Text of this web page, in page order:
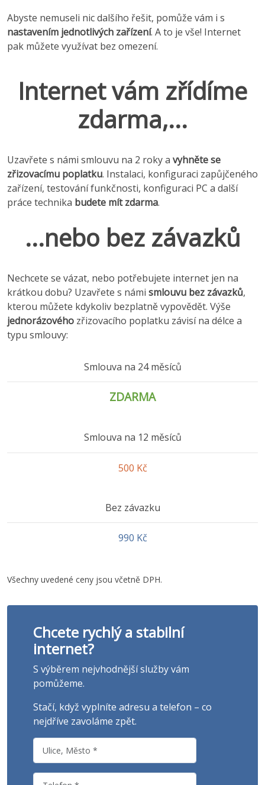
Abyste nemuseli nic dalšího řešit, pomůže vám i s
nastavením jednotlivých zařízení. A to je vše! Internet
pak můžete využívat bez omezení.
Internet vám zřídíme
zdarma,...
Uzavřete s námi smlouvu na 2 roky a vyhněte se
zřizovacímu poplatku. Instalaci, konfiguraci zapůjčeného
zařízení, testování funkčnosti, konfiguraci PC a další
práce technika budete mít zdarma.
...nebo bez závazků
Nechcete se vázat, nebo potřebujete internet jen na
krátkou dobu? Uzavřete s námi smlouvu bez závazků,
kterou můžete kdykoliv bezplatně vypovědět. Výše
jednorázového zřizovacího poplatku závisí na délce a
typu smlouvy:
Smlouva na 24 měsíců
ZDARMA
Smlouva na 12 měsíců
500 Kč
Bez závazku
990 Kč
Všechny uvedené ceny jsou včetně DPH.
Chcete rychlý a stabilní
internet?
S výběrem nejvhodnější služby vám
pomůžeme.
Stačí, když vyplníte adresu a telefon – co
nejdříve zavoláme zpět.